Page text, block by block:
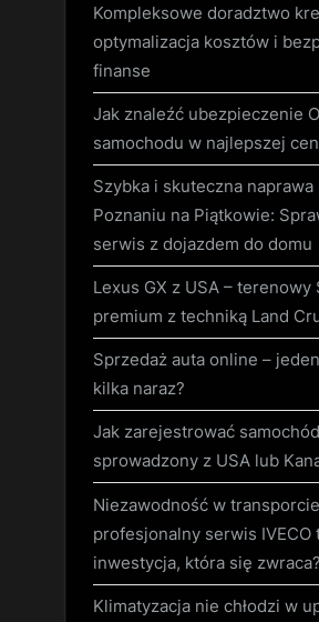
Kompleksowe doradztwo
optymalizacja kosztów i
finanse
Jak znaleźć ubezpieczenie
samochodu w najlepszej
Szybka i skuteczna
Poznaniu na Piątkowie:
serwis z dojazdem do domu
Lexus GX z USA – terenowy
premium z techniką Land
Sprzedaż auta online –
kilka naraz?
Jak zarejestrować samochód
sprowadzony z USA lub
Niezawodność w
profesjonalny serwis IVECO
inwestycja, która się zwraca?
Klimatyzacja nie chłodzi w